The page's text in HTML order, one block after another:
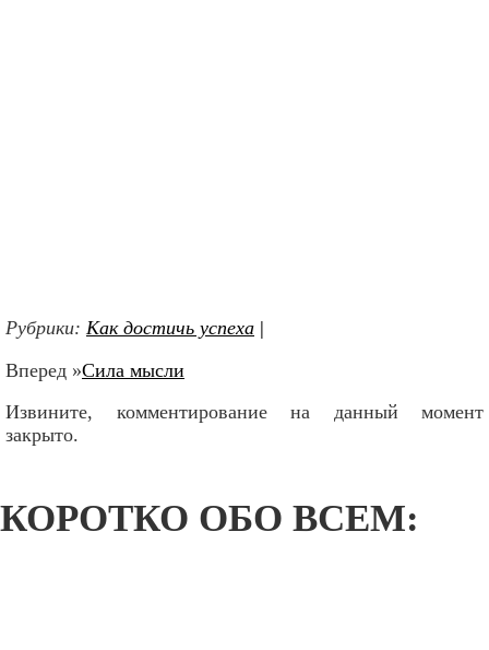
Рубрики: Как достичь успеха |
Вперед »Сила мысли
Извините, комментирование на данный момент
закрыто.
КОРОТКО ОБО ВСЕМ: